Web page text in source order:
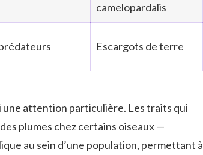
camelopardalis
Escargots de terre
une attention particulière. Les traits qui
plumes chez certains oiseaux —
au sein d’une population, permettant à